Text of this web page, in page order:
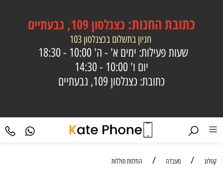
כתובתהחנות: כצנלסון 109, גבעתיים
חניון בתשלום בכצנלסון 103
שעות פעילות: ימים א' - ה' 10:00 - 18:30
יום ו' 10:00 - 14:30
כתובת: כצנלסון 109, גבעתיים
קטלוג / מעבדה / החלפת סוללות